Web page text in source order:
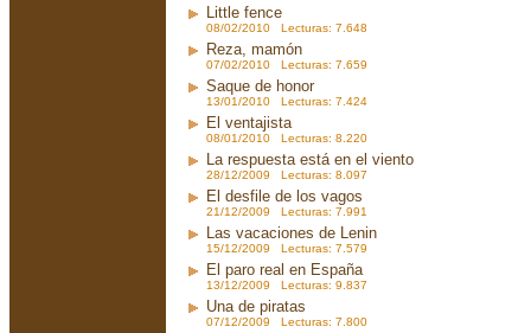
Little fence
08/02/2010 Lecturas: 7.648
Reza, mamón
07/02/2010 Lecturas: 7.659
Saque de honor
13/01/2010 Lecturas: 7.424
El ventajista
08/01/2010 Lecturas: 8.220
La respuesta está en el viento
28/12/2009 Lecturas: 8.097
El desfile de los vagos
21/12/2009 Lecturas: 7.991
Las vacaciones de Lenin
15/12/2009 Lecturas: 7.579
El paro real en España
13/12/2009 Lecturas: 9.837
Una de piratas
07/12/2009 Lecturas: 7.800